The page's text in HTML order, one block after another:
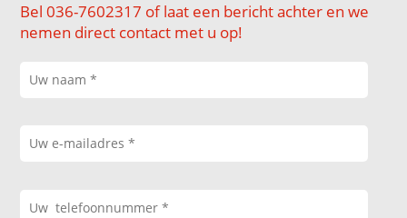
Bel 036-7602317 of laat een bericht achter en we
nemen direct contact met u op!